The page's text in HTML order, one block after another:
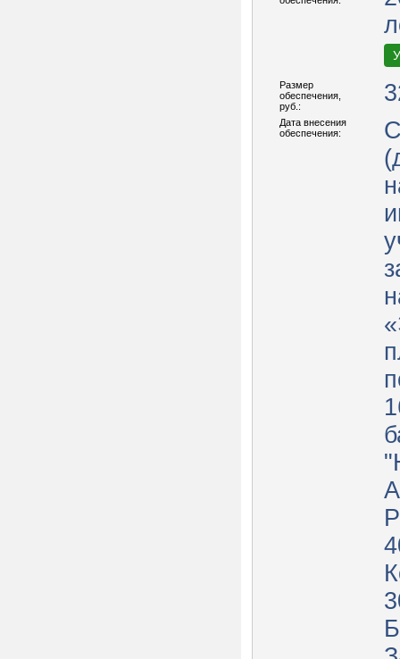
Размер
обеспечения,
руб.:
Дата внесения
обеспечения: